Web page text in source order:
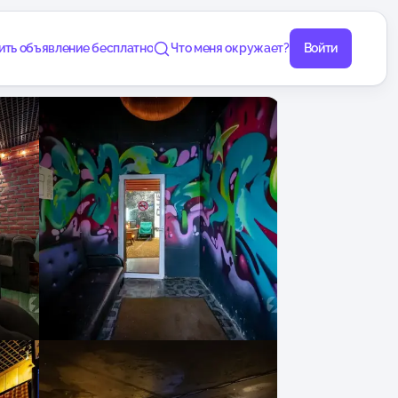
объявление бесплатно Что меня окружает? Войти